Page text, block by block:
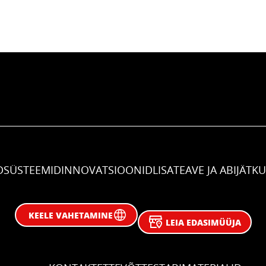
SÜSTEEMIDINNOVATSIOONIDLISATEAVE JA ABI
KEELE VAHETAMINE
LEIA EDASIMÜÜJA